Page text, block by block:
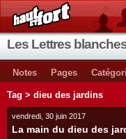
Les Lettres
Notes Pages
Tag > dieu des jardins
vendredi, 30 juin 2017
La main du dieu des